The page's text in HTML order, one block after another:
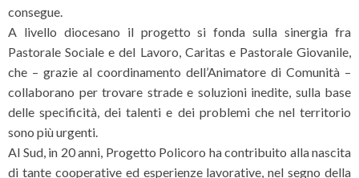
consegue.
A livello diocesano il progetto si fonda sulla sinergia fra
Pastorale Sociale e del Lavoro, Caritas e Pastorale Giovanile,
che – grazie al coordinamento dell’Animatore di Comunità –
collaborano per trovare strade e soluzioni inedite, sulla base
delle specificità, dei talenti e dei problemi che nel territorio
sono più urgenti.
Al Sud, in 20 anni, Progetto Policoro ha contribuito alla nascita
di tante cooperative ed esperienze lavorative, nel segno della